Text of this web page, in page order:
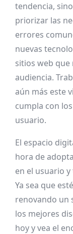
tendencia,
priorizar las
errores
nuevas
sitios web
audiencia.
aún más este
cumpla con
usuario.
El espacio
hora de
en el usuario
Ya sea que
renovando un
los mejores
hoy y vea el